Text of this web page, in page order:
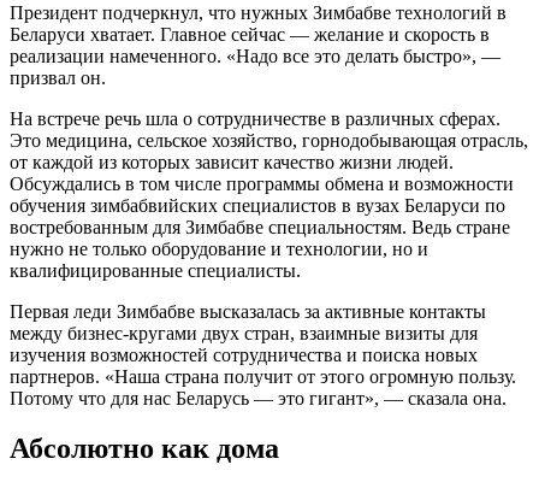
Президент подчеркнул, что нужных Зимбабве технологий в
Беларуси хватает. Главное сейчас — желание и скорость в
реализации намеченного. «Надо все это делать быстро», —
призвал он.
На встрече речь шла о сотрудничестве в различных сферах.
Это медицина, сельское хозяйство, горнодобывающая отрасль,
от каждой из которых зависит качество жизни людей.
Обсуждались в том числе программы обмена и возможности
обучения зимбабвийских специалистов в вузах Беларуси по
востребованным для Зимбабве специальностям. Ведь стране
нужно не только оборудование и технологии, но и
квалифицированные специалисты.
Первая леди Зимбабве высказалась за активные контакты
между бизнес-кругами двух стран, взаимные визиты для
изучения возможностей сотрудничества и поиска новых
партнеров. «Наша страна получит от этого огромную пользу.
Потому что для нас Беларусь — это гигант», — сказала она.
Абсолютно как дома